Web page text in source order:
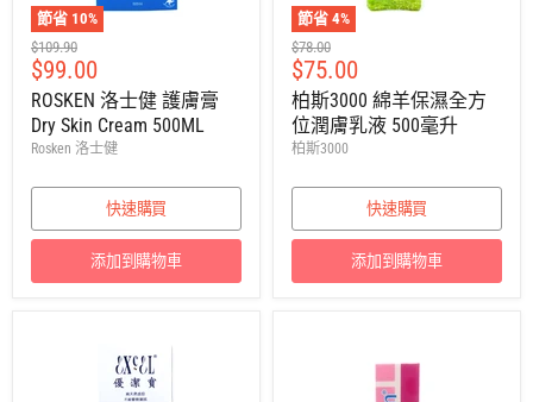
節省 10%
建
議
零
售
價
$109.90
售
價
$99.00
ROSKEN 洛士健 護膚膏
Dry Skin Cream 500ML
Rosken 洛士健
快速購買
添加到購物車
節省 4%
建
議
零
售
價
$78.00
售
價
$75.00
柏斯3000 綿羊保濕全方
位潤膚乳液 500毫升
柏斯3000
快速購買
添加到購物車